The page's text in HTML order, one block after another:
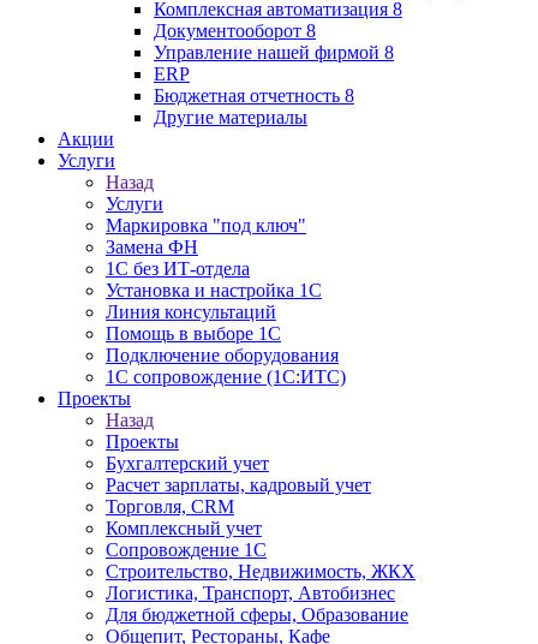
Комплексная автоматизация 8
Документооборот 8
Управление нашей фирмой 8
ERP
Бюджетная отчетность 8
Другие материалы
Акции
Услуги
Назад
Услуги
Маркировка "под ключ"
Замена ФН
1С без ИТ-отдела
Установка и настройка 1С
Линия консультаций
Помощь в выборе 1С
Подключение оборудования
1С сопровождение (1С:ИТС)
Проекты
Назад
Проекты
Бухгалтерский учет
Расчет зарплаты, кадровый учет
Торговля, CRM
Комплексный учет
Сопровождение 1С
Строительство, Недвижимость, ЖКХ
Логистика, Транспорт, Автобизнес
Для бюджетной сферы, Образование
Общепит, Рестораны, Кафе